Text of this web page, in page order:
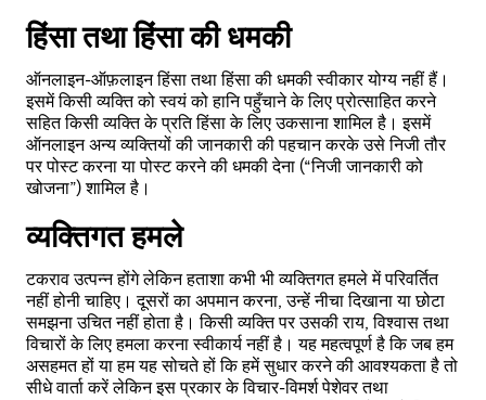
हिंसा तथा हिंसा की धमकी
ऑनलाइन-ऑफ़लाइन हिंसा तथा हिंसा की धमकी स्वीकार योग्य नहीं हैं।
इसमें किसी व्यक्ति को स्वयं को हानि पहुँचाने के लिए प्रोत्साहित करने
सहित किसी व्यक्ति के प्रति हिंसा के लिए उकसाना शामिल है। इसमें
ऑनलाइन अन्य व्यक्तियों की जानकारी की पहचान करके उसे निजी तौर
पर पोस्ट करना या पोस्ट करने की धमकी देना (“निजी जानकारी को
खोजना”) शामिल है।
व्यक्तिगत हमले
टकराव उत्पन्न होंगे लेकिन हताशा कभी भी व्यक्तिगत हमले में परिवर्तित
नहीं होनी चाहिए। दूसरों का अपमान करना, उन्हें नीचा दिखाना या छोटा
समझना उचित नहीं होता है। किसी व्यक्ति पर उसकी राय, विश्वास तथा
विचारों के लिए हमला करना स्वीकार्य नहीं है। यह महत्वपूर्ण है कि जब हम
असहमत हों या हम यह सोचते हों कि हमें सुधार करने की आवश्यकता है तो
सीधे वार्ता करें लेकिन इस प्रकार के विचार-विमर्श पेशेवर तथा